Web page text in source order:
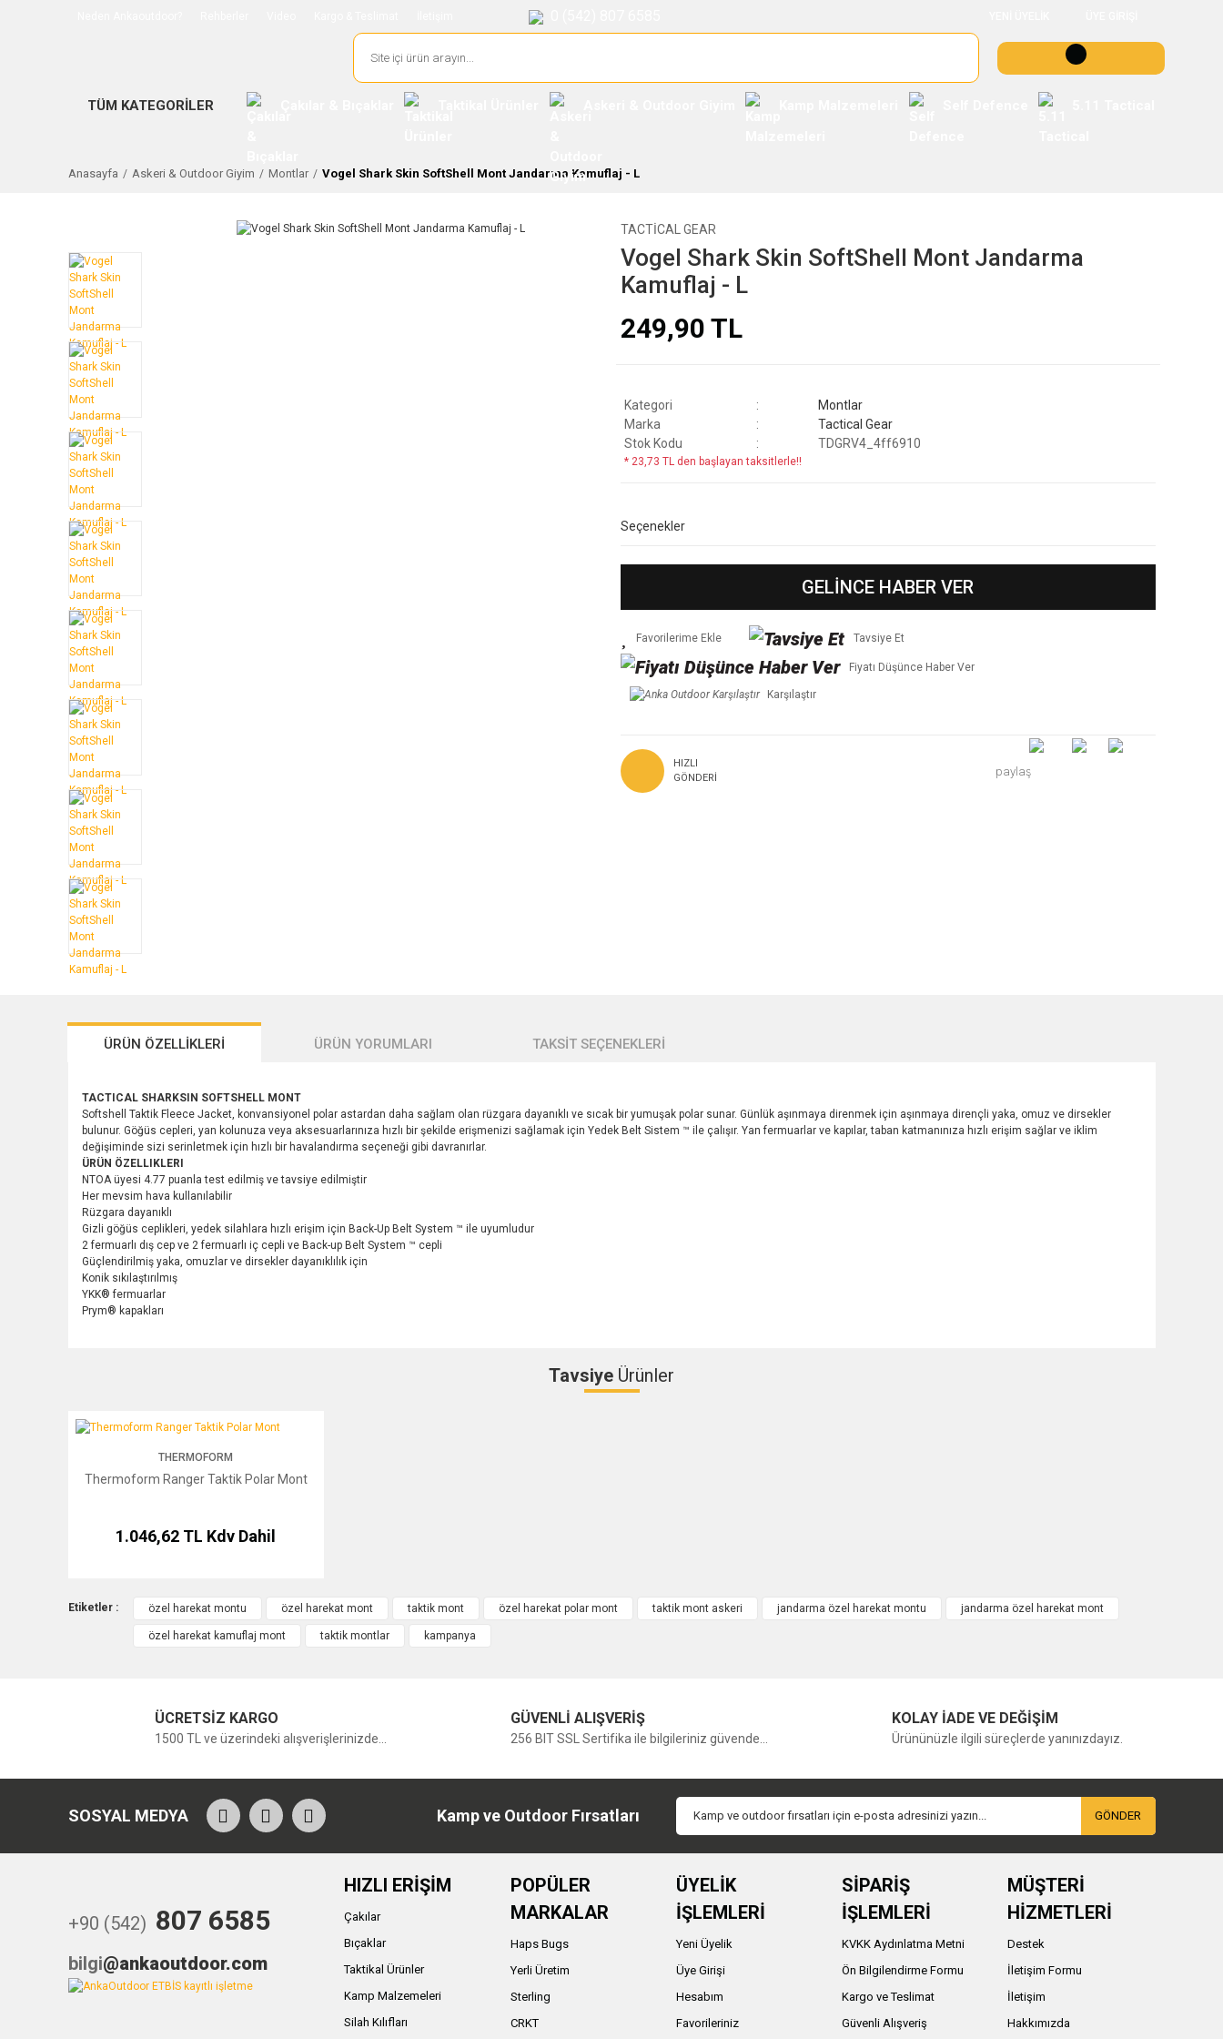
TÜM KATEGORİLER
Anasayfa Askeri & Outdoor Giyim Montlar Vogel Shark Skin SoftShell Mont Jandarma Kamuflaj - L
TACTICAL GEAR
Vogel Shark Skin SoftShell Mont Jandarma
Kamuflaj - L
249,90 TL
Kategori
Montlar
Marka
Tactical Gear
Stok Kodu
TDGRV4_4ff6910
* 23,73 TL den başlayan taksitlerle!!
Seçenekler
GELİNCE HABER VER
Tavsiye Et
Fiyatı Düşünce Haber Ver
Karşılaştır
HIZLI
GÖNDERI
paylaş
ÜRÜN ÖZELLİKLERİ ÜRÜN YORUMLARI TAKSİT SEÇENEKLERİ
TACTICAL SHARKSIN SOFTSHELL MONT
Softshell Taktik Fleece Jacket, konvansiyonel polar astardan daha sağlam olan rüzgara dayanıklı ve sıcak bir yumuşak polar sunar. Günlük aşınmaya direnmek için aşınmaya dirençli yaka, omuz ve dirsekler
bulunur. Göğüs cepleri, yan kolunuza veya aksesuarlarınıza hızlı bir şekilde erişmenizi sağlamak için Yedek Belt Sistem ™ ile çalışır. Yan fermuarlar ve kapılar, taban katmanınıza hızlı erişim sağlar ve iklim
değişiminde sizi serinletmek için hızlı bir havalandırma seçeneği gibi davranırlar.
ÜRÜN ÖZELLIKLERI
NTOA üyesi 4.77 puanla test edilmiş ve tavsiye edilmiştir
Her mevsim hava kullanılabilir
Rüzgara dayanıklı
Gizli göğüs ceplikleri, yedek silahlara hızlı erişim için Back-Up Belt System ™ ile uyumludur
2 fermuarlı dış cep ve 2 fermuarlı iç cepli ve Back-up Belt System ™ cepli
Güçlendirilmiş yaka, omuzlar ve dirsekler dayanıklılık için
Konik sıkılaştırılmış
YKK® fermuarlar
Prym® kapakları
Tavsiye Ürünler
Thermoform Ranger Taktik Polar Mont
THERMOFORM
Thermoform Ranger Taktik Polar Mont
1.046,62 TL Kdv Dahil
Etiketler : özel harekat montu özel harekat mont taktik mont özel harekat polar mont taktik mont askeri jandarma özel harekat montu jandarma özel harekat mont
özel harekat kamuflaj mont taktik montlar kampanya
ÜCRETSİZ KARGO
1500 TL ve üzerindeki alışverişlerinizde...
GÜVENLİ ALIŞVERİŞ
256 BIT SSL Sertifika ile bilgileriniz güvende...
KOLAY İADE VE DEĞİŞİM
Ürününüzle ilgili süreçlerde yanınızdayız.
SOSYAL MEDYA Kamp ve Outdoor Fırsatları GÖNDER
+90 (542) 807 6585
bilgi@ankaoutdoor.com
HIZLI ERİŞİM
Çakılar
Bıçaklar
Taktikal Ürünler
Kamp Malzemeleri
Silah Kılıfları
POPÜLER
MARKALAR
Haps Bugs
Yerli Üretim
Sterling
CRKT
ÜYELİK
İŞLEMLERİ
Yeni Üyelik
Üye Girişi
Hesabım
Favorileriniz
SİPARİŞ
İŞLEMLERİ
KVKK Aydınlatma Metni
Ön Bilgilendirme Formu
Kargo ve Teslimat
Güvenli Alışveriş
MÜŞTERİ
HİZMETLERİ
Destek
İletişim Formu
İletişim
Hakkımızda